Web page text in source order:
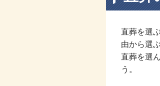
直葬を選
由から選
直葬を選
う。